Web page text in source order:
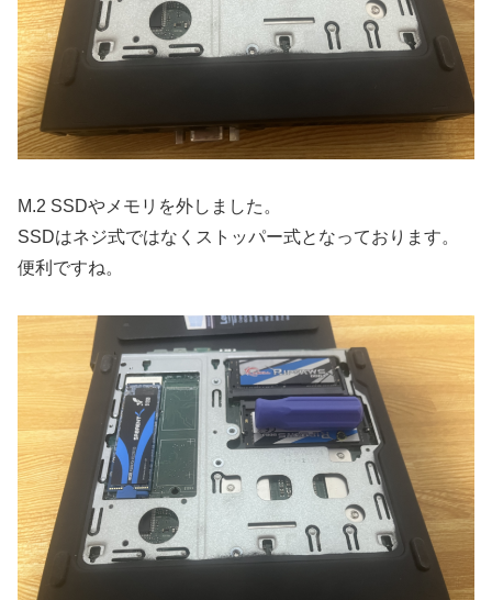
M.2 SSDやメモリを外しました。
SSDはネジ式ではなくストッパー式となっております。
便利ですね。